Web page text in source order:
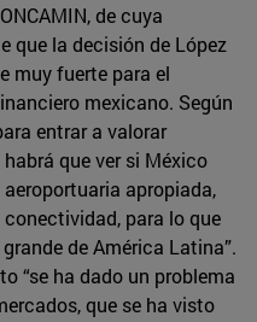
de cuya
que la decisión de López
muy fuerte para el
mexicano. Según
entrar a valorar
que ver si México
apropiada,
para lo que
de América Latina”.
“se ha dado un problema
que se ha visto